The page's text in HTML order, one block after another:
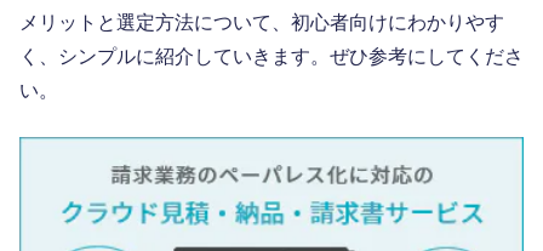
メリットと選定方法について、初心者向けにわかりやす
く、シンプルに紹介していきます。ぜひ参考にしてくださ
い。